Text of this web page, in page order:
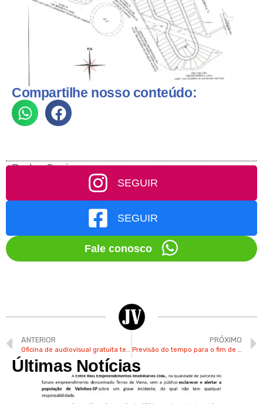
Compartilhe nosso conteúdo:
Redes Socias
SEGUIR
SEGUIR
Fale conosco
ANTERIOR
Oficina de audiovisual gratuita tem inscrições abertas em Valinhos
PRÓXIMO
Previsão do tempo para o fim de semana é de sol com muitas nuvens em Valinhos
Últimas Notícias